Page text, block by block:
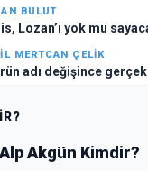
BULUT
Lozan’ı yok mu
MERTCAN ÇELİK
adı değişince
Akgün Kimdir?